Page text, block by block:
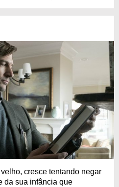
cresce tentando negar
da sua infância que